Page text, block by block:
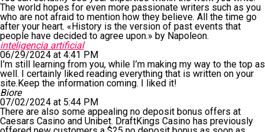
The world hopes for even more passionate writers such as you
who are not afraid to mention how they believe. All the time go
after your heart. «History is the version of past events that
people have decided to agree upon.» by Napoleon.
inteligencia artificial
06/29/2024 at 4:41 PM
I’m still learning from you, while I’m making my way to the top as
well. I certainly liked reading everything that is written on your
site.Keep the information coming. I liked it!
Biore
07/02/2024 at 5:44 PM
There are also some appealing no deposit bonus offers at
Caesars Casino and Unibet. DraftKings Casino has previously